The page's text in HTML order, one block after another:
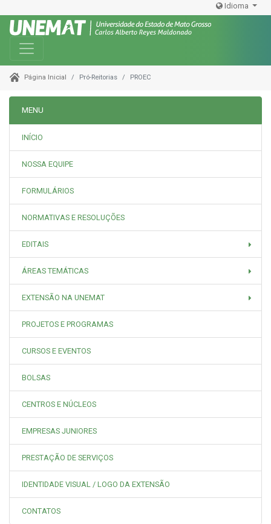
Idioma
Toggle navigation
Página Inicial Pró-Reitorias PROEC
MENU
INÍCIO
NOSSA EQUIPE
FORMULÁRIOS
NORMATIVAS E RESOLUÇÕES
EDITAIS
ÁREAS TEMÁTICAS
EXTENSÃO NA UNEMAT
PROJETOS E PROGRAMAS
CURSOS E EVENTOS
BOLSAS
CENTROS E NÚCLEOS
EMPRESAS JUNIORES
PRESTAÇÃO DE SERVIÇOS
IDENTIDADE VISUAL / LOGO DA EXTENSÃO
CONTATOS